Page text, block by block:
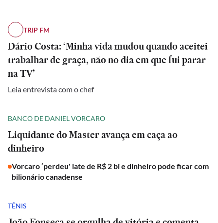
TRIP FM
Dário Costa: ‘Minha vida mudou quando aceitei
trabalhar de graça, não no dia em que fui parar
na TV’
Leia entrevista com o chef
BANCO DE DANIEL VORCARO
Liquidante do Master avança em caça ao
dinheiro
Vorcaro ‘perdeu' iate de R$ 2 bi e dinheiro pode ficar com
bilionário canadense
TÊNIS